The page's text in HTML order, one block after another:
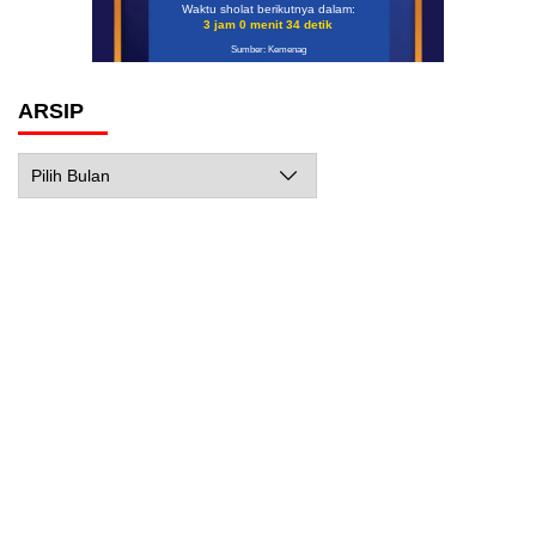
Waktu sholat berikutnya dalam:
3 jam 0 menit 33 detik
Sumber: Kemenag
ARSIP